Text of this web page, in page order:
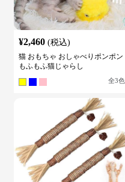
¥2,460 (税込)
猫 おもちゃ おしゃべりポンポン
もふもふ猫じゃらし
全3色